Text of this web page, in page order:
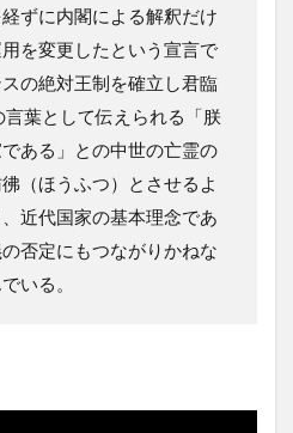
ずに内閣による解釈だけ
を変更したという宣言で
の絶対王制を確立し君臨
言葉として伝えられる「朕
である」との中世の亡霊の
（ほうふつ）とさせるよ
近代国家の基本理念であ
否定にもつながりかねな
いる。